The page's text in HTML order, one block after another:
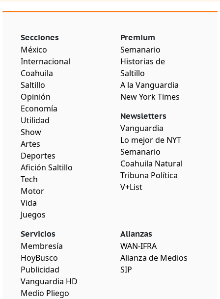
Secciones
México
Internacional
Coahuila
Saltillo
Opinión
Economía
Utilidad
Show
Artes
Deportes
Afición Saltillo
Tech
Motor
Vida
Juegos
Premium
Semanario
Historias de
Saltillo
A la Vanguardia
New York Times
Newsletters
Vanguardia
Lo mejor de NYT
Semanario
Coahuila Natural
Tribuna Política
V+List
Servicios
Membresía
HoyBusco
Publicidad
Vanguardia HD
Medio Pliego
Alianzas
WAN-IFRA
Alianza de Medios
SIP